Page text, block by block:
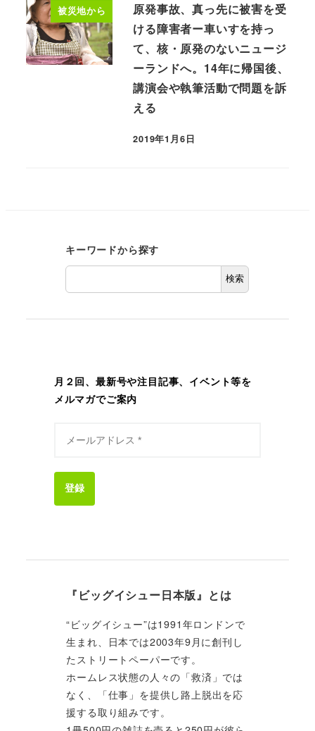
被災地から
原発事故、真っ先に被害を受
ける障害者ー車いすを持っ
て、核・原発のないニュージ
ーランドへ。14年に帰国後、
講演会や執筆活動で問題を訴
える
2019年1月6日
キーワードから探す
検索
月２回、最新号や注目記事、イベント等を
メルマガでご案内
登録
『ビッグイシュー日本版』とは
“ビッグイシュー”は1991年ロンドンで
生まれ、日本では2003年9月に創刊し
たストリートペーパーです。
ホームレス状態の人々の「救済」では
なく、「仕事」を提供し路上脱出を応
援する取り組みです。